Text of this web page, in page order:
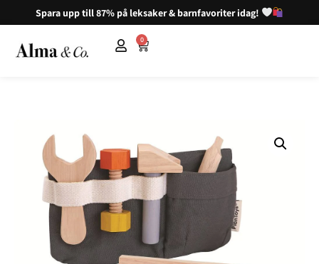
Spara upp till 87% på leksaker & barnfavoriter idag!
0